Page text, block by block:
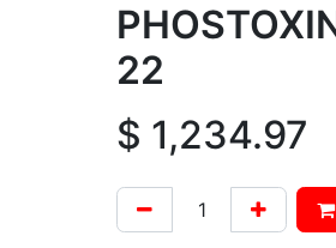
22
$ 1,234.97